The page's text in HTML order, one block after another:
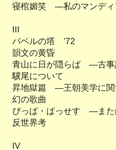
寝棺媚笑 ―私のマンディ
III
バベルの塔 ’72
韻文の黄昏
青山に日が隠らば ―古事
驥尾について
昇地獄篇 ―王朝美学に関
幻の歌曲
ぴっぱ・ぱっせす ―また
反世界考
IV